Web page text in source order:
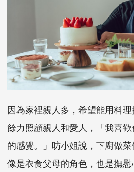
因為家裡親人多，希望能用料
餘力照顧親人和愛人，「我喜
的感覺。」昉小姐說，下廚做
像是衣食父母的角色，也是撫慰